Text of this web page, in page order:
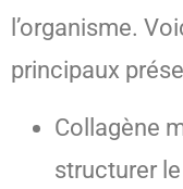
l’organisme.
principaux
Collagène
structurer